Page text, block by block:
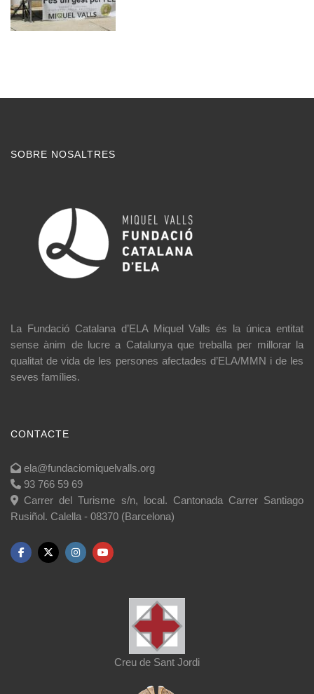
SOBRE NOSALTRES
La Fundació Catalana d’ELA Miquel Valls és la única entitat
sense ànim de lucre a Catalunya que treballa per millorar la
qualitat de vida de les persones afectades d’ELA/MMN i de les
seves famílies.
CONTACTE
ela@fundaciomiquelvalls.org
93 766 59 69
Carrer del Turisme s/n, local. Cantonada Carrer Santiago
Rusiñol. Calella - 08370 (Barcelona)
Creu de Sant Jordi